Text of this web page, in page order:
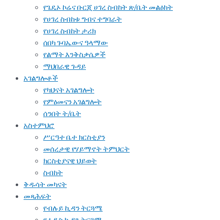
የጌዴኦ ኮሬና ቡርጂ ሀገረ ስብከት ጽ/ቤት መልዕክት
የሀገረ ስብከቱ ግብና ተግባራት
የሀገረ ስብከት ታሪክ
ሰበካ ጉባኤውና ዓላማው
የልማት እንቅስቃሴዎች
ማህበራዊ ጉዳይ
አገልግሎቶች
የካህናት አገልግሎት
የምዕመናን አገልግሎት
ሰንበት ት/ቤት
አስተምህሮ
ሥርዓተ ቤተ ክርስቲያን
መሰረታዊ የሃይማኖት ትምህርት
ክርስቲያናዊ ህይወት
ስብከት
ቅዱሳት መካናት
መጻሕፍት
የብሉይ ኪዳን ትርጓሜ